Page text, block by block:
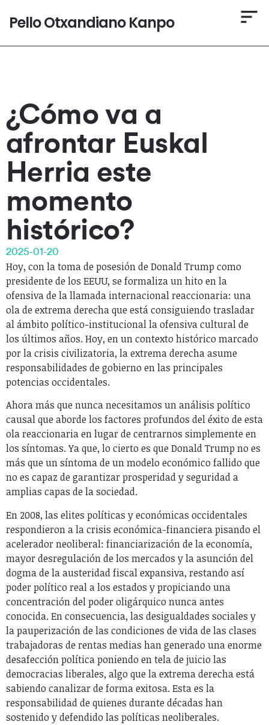
Pello Otxandiano Kanpo
¿Cómo va a
afrontar Euskal
Herria este
momento
histórico?
2025-01-20
Hoy, con la toma de posesión de Donald Trump como
presidente de los EEUU, se formaliza un hito en la
ofensiva de la llamada internacional reaccionaria: una
ola de extrema derecha que está consiguiendo trasladar
al ámbito político-institucional la ofensiva cultural de
los últimos años. Hoy, en un contexto histórico marcado
por la crisis civilizatoria, la extrema derecha asume
responsabilidades de gobierno en las principales
potencias occidentales.
Ahora más que nunca necesitamos un análisis político
causal que aborde los factores profundos del éxito de esta
ola reaccionaria en lugar de centrarnos simplemente en
los síntomas. Ya que, lo cierto es que Donald Trump no es
más que un síntoma de un modelo económico fallido que
no es capaz de garantizar prosperidad y seguridad a
amplias capas de la sociedad.
En 2008, las elites políticas y económicas occidentales
respondieron a la crisis económica-financiera pisando el
acelerador neoliberal: financiarización de la economía,
mayor desregulación de los mercados y la asunción del
dogma de la austeridad fiscal expansiva, restando así
poder político real a los estados y propiciando una
concentración del poder oligárquico nunca antes
conocida. En consecuencia, las desigualdades sociales y
la pauperización de las condiciones de vida de las clases
trabajadoras de rentas medias han generado una enorme
desafección política poniendo en tela de juicio las
democracias liberales, algo que la extrema derecha está
sabiendo canalizar de forma exitosa. Esta es la
responsabilidad de quienes durante décadas han
sostenido y defendido las políticas neoliberales.